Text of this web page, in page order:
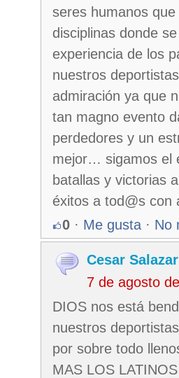
seres humanos
disciplinas donde
experiencia de los
nuestros
admiración ya que
tan magno evento
perdedores y un
mejor… sigamos el
batallas y victorias
éxitos a tod@s con
0 · Me gusta · No
Cesar Salazar
7 de agosto
DIOS nos está
nuestros
por sobre todo
MAS LOS